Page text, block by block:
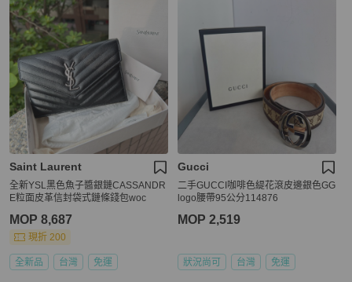
Saint Laurent
全新YSL黑色魚子醬銀鏈CASSANDR
E粒面皮革信封袋式鏈條錢包woc
MOP 8,687
現折 200
全新品 台灣 免運
Gucci
二手GUCCI咖啡色緹花滾皮邊銀色GG
logo腰帶95公分114876
MOP 2,519
狀況尚可 台灣 免運